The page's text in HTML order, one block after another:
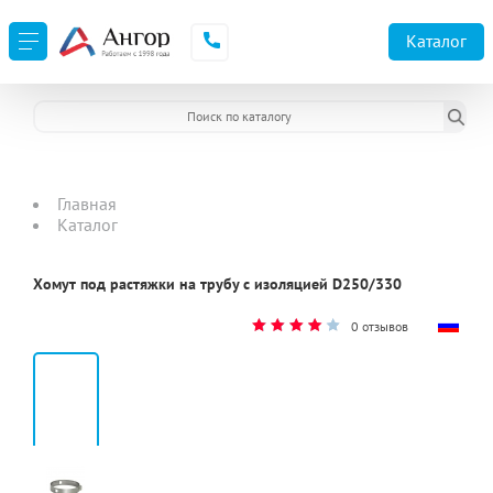
Каталог
Главная
Каталог
Хомут под растяжки на трубу с изоляцией D250/330
0 отзывов